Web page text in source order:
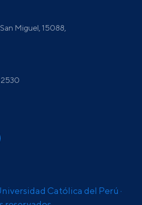
Miguel, 15088,
2530
Católica del Perú ·